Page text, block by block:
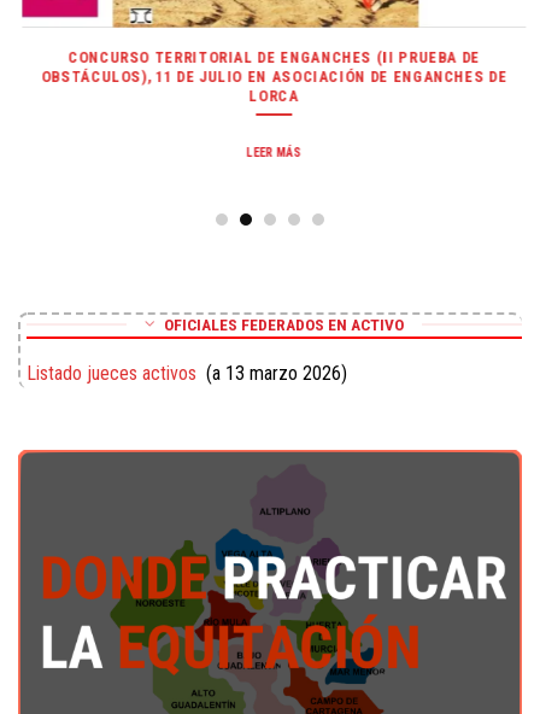
CONCURSO TERRITORIAL DE ENGANCHES (II PRUEBA DE
OBSTÁCULOS), 11 DE JULIO EN ASOCIACIÓN DE ENGANCHES DE
LORCA
LEER MÁS
OFICIALES FEDERADOS EN ACTIVO
Listado jueces activos (a 13 marzo 2026)